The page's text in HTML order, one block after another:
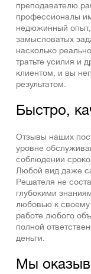
преподавателю
профессионалы
недюжинный
замысловатых
насколько
тратьте усилия и
клиентом, и вы
результатом.
Быстро,
Отзывы наших
уровне
соблюдении
Любой вид даже
Решателя не
глубокими
любовью к своему
работе любого
полной
деньги.
Мы